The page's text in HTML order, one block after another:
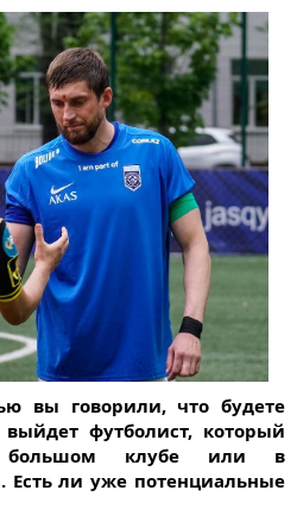
вы говорили, что будете
футболист, который
клубе или в
Есть ли уже потенциальные